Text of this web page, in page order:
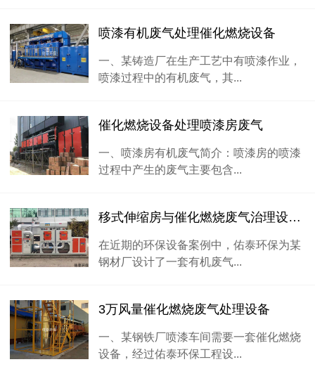
喷漆有机废气处理催化燃烧设备
一、某铸造厂在生产工艺中有喷漆作业，
喷漆过程中的有机废气，其...
催化燃烧设备处理喷漆房废气
一、喷漆房有机废气简介：喷漆房的喷漆
过程中产生的废气主要包含...
移式伸缩房与催化燃烧废气治理设备的应用
在近期的环保设备案例中，佑泰环保为某
钢材厂设计了一套有机废气...
3万风量催化燃烧废气处理设备
一、某钢铁厂喷漆车间需要一套催化燃烧
设备，经过佑泰环保工程设...